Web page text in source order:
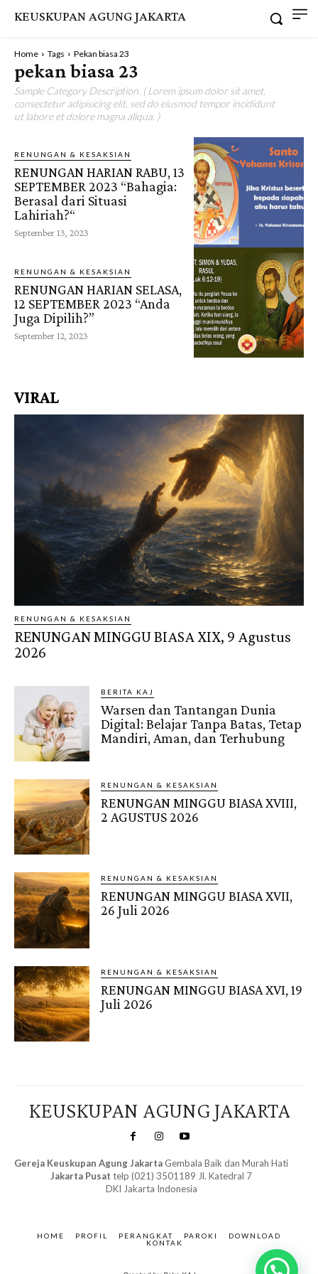
KEUSKUPAN AGUNG JAKARTA
Home Tags Pekan biasa 23
pekan biasa 23
Sample Category Description. ( Lorem ipsum dolor sit amet,
consectetur adipisicing elit, sed do eiusmod tempor incididunt
ut labore et dolore magna aliqua. )
RENUNGAN & KESAKSIAN
RENUNGAN HARIAN RABU, 13
SEPTEMBER 2023 “Bahagia:
Berasal dari Situasi
Lahiriah?“
September 13, 2023
RENUNGAN & KESAKSIAN
RENUNGAN HARIAN SELASA,
12 SEPTEMBER 2023 “Anda
Juga Dipilih?”
September 12, 2023
VIRAL
RENUNGAN & KESAKSIAN
RENUNGAN MINGGU BIASA XIX, 9 Agustus
2026
BERITA KAJ
Warsen dan Tantangan Dunia
Digital: Belajar Tanpa Batas, Tetap
Mandiri, Aman, dan Terhubung
RENUNGAN & KESAKSIAN
RENUNGAN MINGGU BIASA XVIII,
2 AGUSTUS 2026
RENUNGAN & KESAKSIAN
RENUNGAN MINGGU BIASA XVII,
26 Juli 2026
RENUNGAN & KESAKSIAN
RENUNGAN MINGGU BIASA XVI, 19
Juli 2026
KEUSKUPAN AGUNG JAKARTA
Gereja Keuskupan Agung Jakarta Gembala Baik dan Murah Hati
Jakarta Pusat telp (021) 3501189 Jl. Katedral 7
DKI Jakarta Indonesia
HOME PROFIL PERANGKAT PAROKI
DOWNLOAD
KONTAK